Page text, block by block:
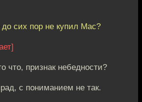
сих пор не купил Mac?
что, признак небедности?
с пониманием не так.